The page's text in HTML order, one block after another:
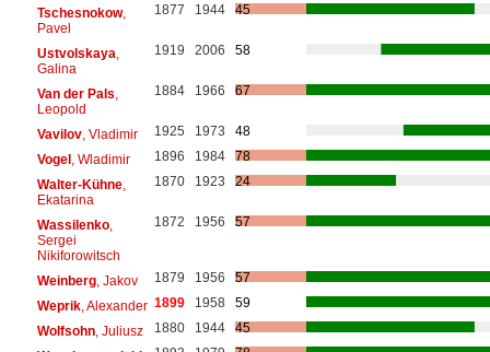
Tschesnokow,
Pavel
1877 1944 45
Ustvolskaya
Galina
1919 2006 58
Van der Pals
Leopold
1884 1966 67
Vavilov, Vladimir 1925 1973
48
Vogel, Wladimir 1896 1984
78
Walter-Kühne,
Ekatarina
1870 1923 24
Wassilenko,
Sergei
Nikiforowitsch
1872 1956 57
Weinberg, Jakov 1879 1956
57
Weprik, Alexander 1899 1958
59
Wolfsohn, Juliusz 1880 1944
45